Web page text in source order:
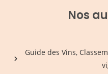
Nos
Guide des Vins,